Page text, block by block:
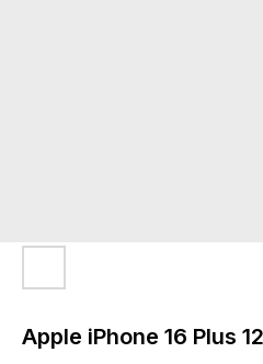
Apple iPhone 16 Plus